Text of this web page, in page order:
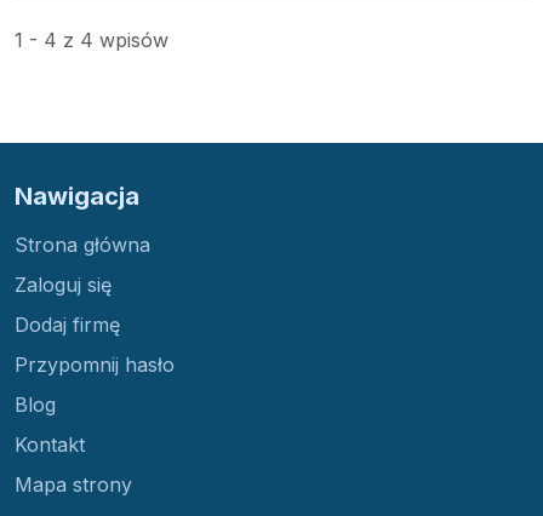
1 - 4 z 4 wpisów
Nawigacja
Strona główna
Zaloguj się
Dodaj firmę
Przypomnij hasło
Blog
Kontakt
Mapa strony